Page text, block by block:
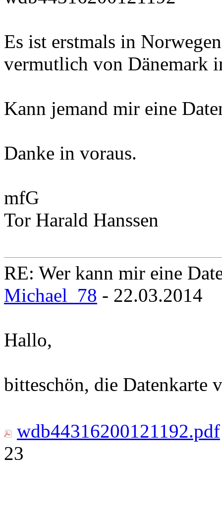
Es ist erstmals in
vermutlich von Dänemark
Kann jemand mir eine
Danke in voraus.
mfG
Tor Harald Hanssen
RE: Wer kann mir eine
Michael_78 - 22.03.2014
Hallo,
bitteschön, die Datenkarte
wdb44316200121192.pdf
23